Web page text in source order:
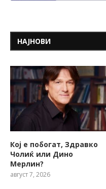
НАЈНОВИ
Кој е побогат, Здравко
Чолиќ или Дино
Мерлин?
август 7, 2026